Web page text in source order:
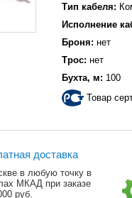
Тип кабеля:
Исполнение
Броня: нет
Трос: нет
Бухта, м: 100
Товар
доставка
в любую точку в
МКАД при заказе
руб.